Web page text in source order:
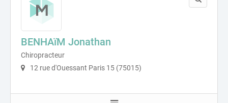
BENHAïM Jonathan
Chiropracteur
12 rue d'Ouessant Paris 15 (75015)